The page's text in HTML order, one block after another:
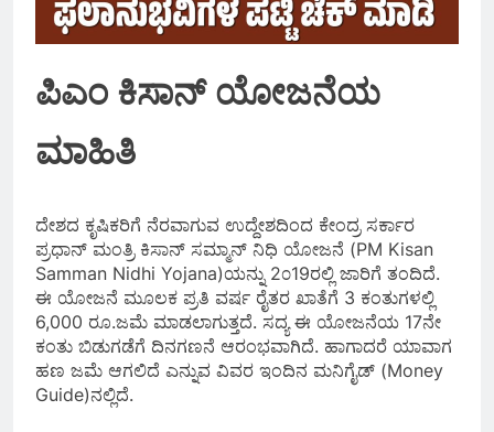
ಪಿಎಂ ಕಿಸಾನ್ ಯೋಜನೆಯ
ಮಾಹಿತಿ
ದೇಶದ ಕೃಷಿಕರಿಗೆ ನೆರವಾಗುವ ಉದ್ದೇಶದಿಂದ ಕೇಂದ್ರ ಸರ್ಕಾರ
ಪ್ರಧಾನ್‌ ಮಂತ್ರಿ ಕಿಸಾನ್‌ ಸಮ್ಮಾನ್‌ ನಿಧಿ ಯೋಜನೆ (PM Kisan
Samman Nidhi Yojana)ಯನ್ನು 2೦19ರಲ್ಲಿ ಜಾರಿಗೆ ತಂದಿದೆ.
ಈ ಯೋಜನೆ ಮೂಲಕ ಪ್ರತಿ ವರ್ಷ ರೈತರ ಖಾತೆಗೆ 3 ಕಂತುಗಳಲ್ಲಿ
6,000 ರೂ.ಜಮೆ ಮಾಡಲಾಗುತ್ತದೆ. ಸದ್ಯ ಈ ಯೋಜನೆಯ 17ನೇ
ಕಂತು ಬಿಡುಗಡೆಗೆ ದಿನಗಣನೆ ಆರಂಭವಾಗಿದೆ. ಹಾಗಾದರೆ ಯಾವಾಗ
ಹಣ ಜಮೆ ಆಗಲಿದೆ ಎನ್ನುವ ವಿವರ ಇಂದಿನ ಮನಿಗೈಡ್‌ (Money
Guide)ನಲ್ಲಿದೆ.